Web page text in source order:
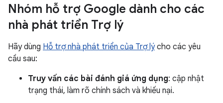
Nhóm hỗ trợ Google dành cho các
nhà phát triển Trợ lý
Hãy dùng Hỗ trợ nhà phát triển của Trợ lýcho các yêu
cầu sau:
Truy vấn các bài đánh giá ứng dụng: cập nhật
trạng thái, làm rõ chính sách và khiếu nại.